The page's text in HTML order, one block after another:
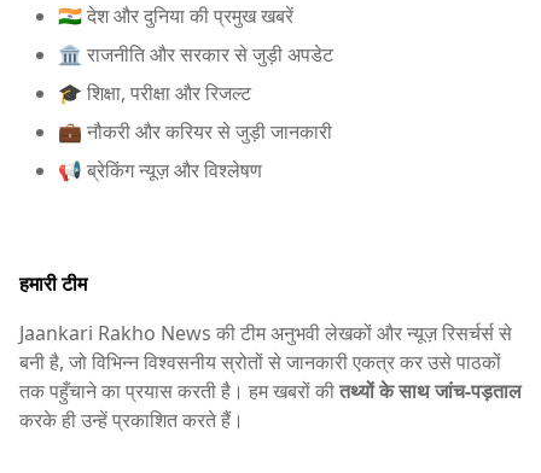
🇮🇳 देश और दुनिया की प्रमुख खबरें
🏛️ राजनीति और सरकार से जुड़ी अपडेट
🎓 शिक्षा, परीक्षा और रिजल्ट
💼 नौकरी और करियर से जुड़ी जानकारी
📢 ब्रेकिंग न्यूज़ और विश्लेषण
हमारी टीम
Jaankari Rakho News की टीम अनुभवी लेखकों और न्यूज़ रिसर्चर्स से
बनी है, जो विभिन्न विश्वसनीय स्रोतों से जानकारी एकत्र कर उसे पाठकों
तक पहुँचाने का प्रयास करती है। हम खबरों कीतथ्यों के साथ जांच-पड़ताल
करके ही उन्हें प्रकाशित करते हैं।